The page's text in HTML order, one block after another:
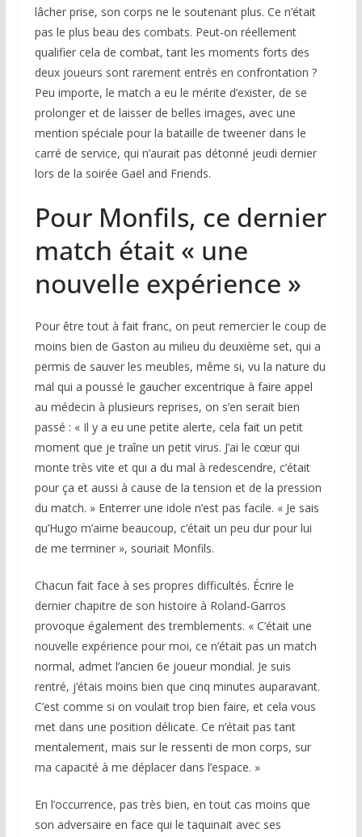
lâcher prise, son corps ne le soutenant plus. Ce n’était
pas le plus beau des combats. Peut-on réellement
qualifier cela de combat, tant les moments forts des
deux joueurs sont rarement entrés en confrontation ?
Peu importe, le match a eu le mérite d’exister, de se
prolonger et de laisser de belles images, avec une
mention spéciale pour la bataille de tweener dans le
carré de service, qui n’aurait pas détonné jeudi dernier
lors de la soirée Gaël and Friends.
Pour Monfils, ce dernier
match était « une
nouvelle expérience »
Pour être tout à fait franc, on peut remercier le coup de
moins bien de Gaston au milieu du deuxième set, qui a
permis de sauver les meubles, même si, vu la nature du
mal qui a poussé le gaucher excentrique à faire appel
au médecin à plusieurs reprises, on s’en serait bien
passé : « Il y a eu une petite alerte, cela fait un petit
moment que je traîne un petit virus. J’ai le cœur qui
monte très vite et qui a du mal à redescendre, c’était
pour ça et aussi à cause de la tension et de la pression
du match. » Enterrer une idole n’est pas facile. « Je sais
qu’Hugo m’aime beaucoup, c’était un peu dur pour lui
de me terminer », souriait Monfils.
Chacun fait face à ses propres difficultés. Écrire le
dernier chapitre de son histoire à Roland-Garros
provoque également des tremblements. « C’était une
nouvelle expérience pour moi, ce n’était pas un match
normal, admet l’ancien 6e joueur mondial. Je suis
rentré, j’étais moins bien que cinq minutes auparavant.
C’est comme si on voulait trop bien faire, et cela vous
met dans une position délicate. Ce n’était pas tant
mentalement, mais sur le ressenti de mon corps, sur
ma capacité à me déplacer dans l’espace. »
En l’occurrence, pas très bien, en tout cas moins que
son adversaire en face qui le taquinait avec ses